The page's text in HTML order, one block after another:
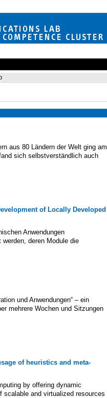
aus 80 Ländern der Welt ging am
sich selbstverständlich auch
of Locally Developed
Anwendungen
deren Module die
und Anwendungen“ – ein
mehrere Wochen und Sitzungen
of heuristics and meta-
by offering dynamic
scalable and virtualized resources